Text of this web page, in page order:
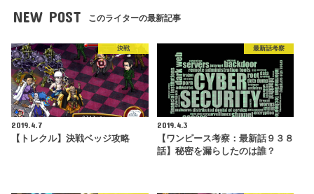
NEW POST このライターの最新記事
決戦
2019.4.7
【トレクル】決戦ベッジ攻略
最新話考察
2019.4.3
【ワンピース考察：最新話９３８
話】秘密を漏らしたのは誰？